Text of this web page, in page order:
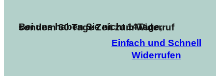
Bei uns haben Sie nicht 14Tage, sondern 30 Tage Zeit zum Widerruf
Einfach und Schnell
Widerrufen